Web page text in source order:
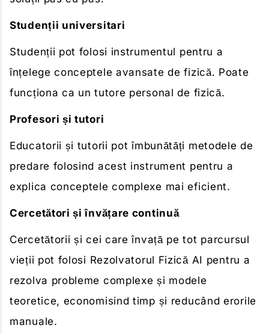
Studenții universitari
Studenții pot folosi instrumentul pentru a
înțelege conceptele avansate de fizică. Poate
funcționa ca un tutore personal de fizică.
Profesori și tutori
Educatorii și tutorii pot îmbunătăți metodele de
predare folosind acest instrument pentru a
explica conceptele complexe mai eficient.
Cercetători și învățare continuă
Cercetătorii și cei care învață pe tot parcursul
vieții pot folosi Rezolvatorul Fizică AI pentru a
rezolva probleme complexe și modele
teoretice, economisind timp și reducând erorile
manuale.